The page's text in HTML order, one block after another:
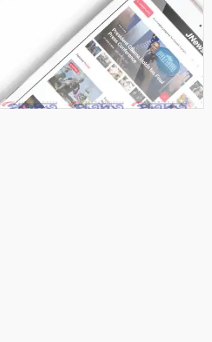
পাইকগাছায় নার্সারীতে গুটি কলম
তৈরিতে ব্যস্ত শ্রমিক